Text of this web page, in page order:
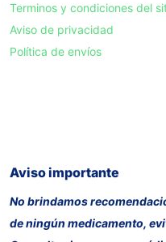
Terminos y condiciones del
Aviso de privacidad
Política de envíos
Aviso importante
No brindamos
de ningún medicamento,